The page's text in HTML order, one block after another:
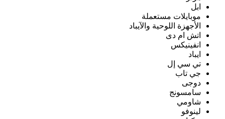
ابل
موبايلات مستعملة
الأجهزة اللوحية والآيباد
اتش ام دى
انفينيكس
ايباد
تي سي إل
جي تاب
دوجى
سامسونج
شاومي
لينوفو